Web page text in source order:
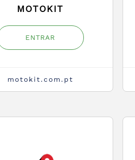
MOTOKIT
ENTRAR
motokit.com.pt